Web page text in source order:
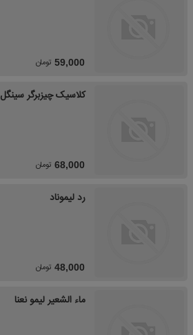
59,000 تومان
کلاسیک چیزبرگر سینگل
68,000 تومان
رد لیموناد
48,000 تومان
ماء الشعیر لیمو نعنا